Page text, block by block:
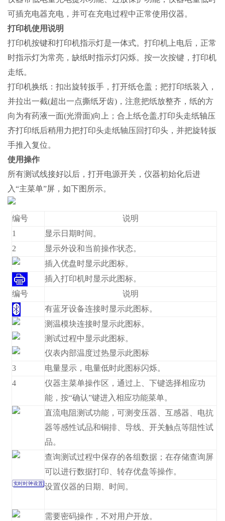
可插充电器充电，并可在充电过程中正常使用仪器。
打印机使用说明
打印机按键和打印机指示灯是一体式。打印机上电后，正常
时指示灯为常亮，缺纸时指示灯闪烁。按一次按键，打印机
走纸。
打印机换纸：扣出旋转扳手，打开纸仓盖；把打印纸装入，
并拉出一截(超出一点撕纸牙齿)，注意把纸放整齐，纸的方
向为有药液一面(光滑面)向上；合上纸仓盖,打印头走纸轴压
齐打印纸后稍用力把打印头走纸轴压回打印头，并把旋转扳
手推入复位。
使用操作
所有测试线接好以后，打开电源开关，仪器初始化后进
入“主菜单”屏，如下图所示。
编号
说明
1
显示日期时间。
2
显示外设和当前操作状态。
插入优盘时显示此图标。
插入打印机时显示此图标。
编号
说明
有蓝牙设备连接时显示此图标。
测温模块连接时显示此图标。
测试过程中显示此图标。
仪表内部温度过热显示此图标
3
电量显示，电量低时此图标闪烁。
4
仪器主菜单操作区，通过上、下键选择相应功
能，按“确认”键进入相应功能菜单。
直流电阻测试功能，可测变压器、互感器、电抗
器等感性试品和铜排、导线、开关触点等阻性试
品。
查询测试过程中保存的各组数据；在存储查询屏
可以进行数据打印、转存优盘等操作。
设置仪器的日期、时间。
需要密码操作，不对用户开放。